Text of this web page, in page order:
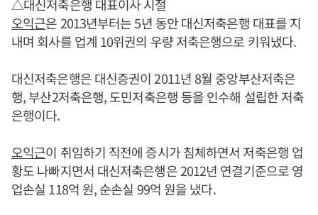
△대신저축은행 대표이사 시절
오익근은 2013년부터는 5년 동안 대신저축은행 대표를 지
내며 회사를 업계 10위권의 우량 저축은행으로 키워냈다.
대신저축은행은 대신증권이 2011년 8월 중앙부산저축은
행, 부산2저축은행, 도민저축은행 등을 인수해 설립한 저축
은행이다.
오익근이 취임하기 직전에 증시가 침체하면서 저축은행 업
황도 나빠지면서 대신저축은행은 2012년 연결기준으로 영
업손실 118억 원, 순손실 99억 원을 냈다.